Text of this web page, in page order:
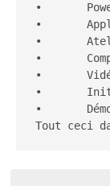
•	Powerpoint tous niveaux
•	Apple (Macintosh, Iphone, Ipad)
•	Atelier Généalogie
•	Comprendre, utiliser et entretenir son PC
•	Vidéo numérique
•
•
Tout ceci